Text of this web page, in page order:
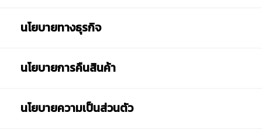
นโยบายทางธุรกิจ
นโยบายการคืนสินค้า
นโยบายความเป็นส่วนตัว